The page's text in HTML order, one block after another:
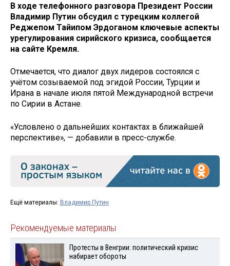
В ходе телефонного разговора Президент России
Владимир Путин обсудил с турецким коллегой
Реджепом Тайипом Эрдоганом ключевые аспекты
урегулирования сирийского кризиса, сообщается
на сайте Кремля.
Отмечается, что диалог двух лидеров состоялся с
учётом созываемой под эгидой России, Турции и
Ирана в начале июля пятой Международной встречи
по Сирии в Астане.
«Условлено о дальнейших контактах в ближайшей
перспективе», — добавили в пресс-службе.
Ещё материалы: Владимир Путин
Рекомендуемые материалы
Протесты в Венгрии: политический кризис
набирает обороты